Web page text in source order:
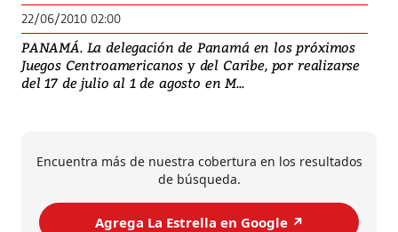
22/06/2010 02:00
PANAMÁ. La delegación de Panamá en los próximos
Juegos Centroamericanos y del Caribe, por realizarse
del 17 de julio al 1 de agosto en M...
Encuentra más de nuestra cobertura en los resultados
de búsqueda.
Agrega La Estrella en Google ↗️